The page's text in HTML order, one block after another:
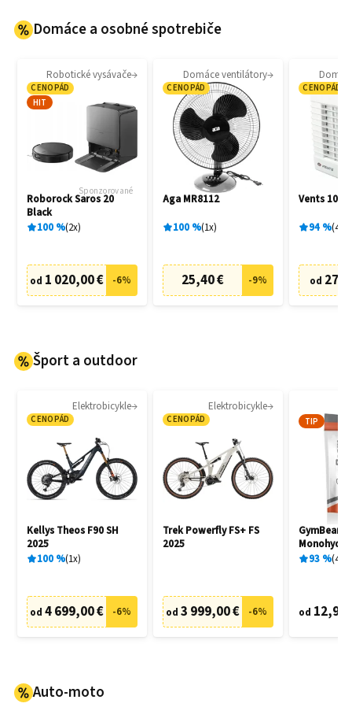
Domáce a osobné spotrebiče
Robotické vysávače
CENOPÁD
HIT
Sponzorované
Roborock Saros 20
Black
100% 2x
od 1 020,00 € -6%
Domáce ventilátory
CENOPÁD
Aga MR8112
100% 1x
25,40 € -9%
CENOPÁD
Vents 100
94% 4
od
Šport a outdoor
Elektrobicykle
CENOPÁD
Kellys Theos F90 SH
2025
100% 1x
od 4 699,00 € -6%
Elektrobicykle
CENOPÁD
Trek Powerfly FS+ FS
2025
od 3 999,00 € -6%
TIP
GymBeam
93% 404
od 12,95
Auto-moto